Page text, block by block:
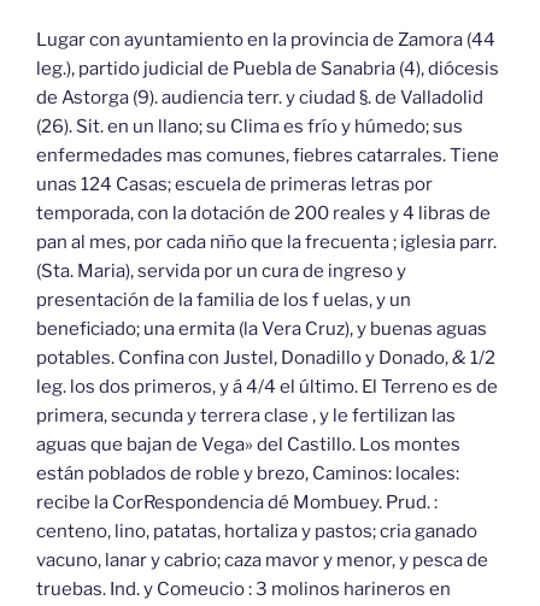
Lugar con ayuntamiento en la provincia de Zamora (44
leg.), partido judicial de Puebla de Sanabria (4), diócesis
de Astorga (9). audiencia terr. y ciudad §. de Valladolid
(26). Sit. en un llano; su Clima es frío y húmedo; sus
enfermedades mas comunes, fiebres catarrales. Tiene
unas 124 Casas; escuela de primeras letras por
temporada, con la dotación de 200 reales y 4 libras de
pan al mes, por cada niño que la frecuenta ; iglesia parr.
(Sta. Maria), servida por un cura de ingreso y
presentación de la familia de los f uelas, y un
beneficiado; una ermita (la Vera Cruz), y buenas aguas
potables. Confina con Justel, Donadillo y Donado,& 1/2
leg. los dos primeros, y á 4/4 el último. El Terreno es de
primera, secunda y terrera clase , y le fertilizan las
aguas que bajan de Vega» del Castillo. Los montes
están poblados de roble y brezo, Caminos: locales:
recibe la CorRespondencia dé Mombuey. Prud. :
centeno, lino, patatas, hortaliza y pastos; cria ganado
vacuno, lanar y cabrio; caza mavor y menor, y pesca de
truebas. Ind. y Comeucio : 3 molinos harineros en